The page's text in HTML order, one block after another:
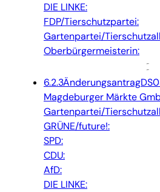
DIE LINKE:
FDP/Tierschutzpartei:
Gartenpartei/
Oberbürgermeisterin:
6.2.3Änderungsantrag
Magdeburger Märkte
Gartenpartei/
GRÜNE/future!:
SPD:
CDU:
AfD:
DIE LINKE: